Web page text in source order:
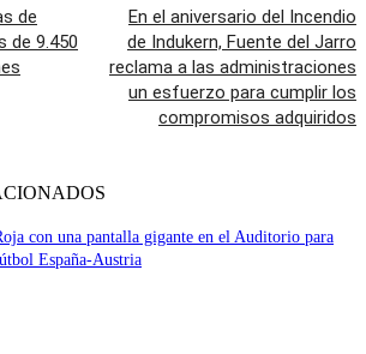
de
de 9.450
En el aniversario del Incendio
de Indukern, Fuente del Jarro
reclama a las administraciones
un esfuerzo para cumplir los
compromisos adquiridos
con una pantalla gigante en el Auditorio para
España-Austria